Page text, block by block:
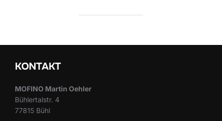
KONTAKT
MOFINO Martin Oehler
Bühlertalstr. 4
77815 Bühl